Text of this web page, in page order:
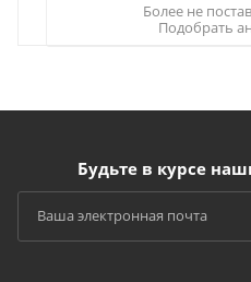
Более не
Подобрать
Будьте в курсе